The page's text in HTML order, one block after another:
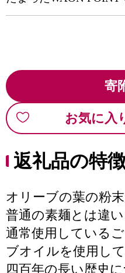
寄
お気に入
返礼品の特
オリーブの葉の粉
普通の素麺とは違
通常使用している
ブオイルを使用して
四百年の長い歴史